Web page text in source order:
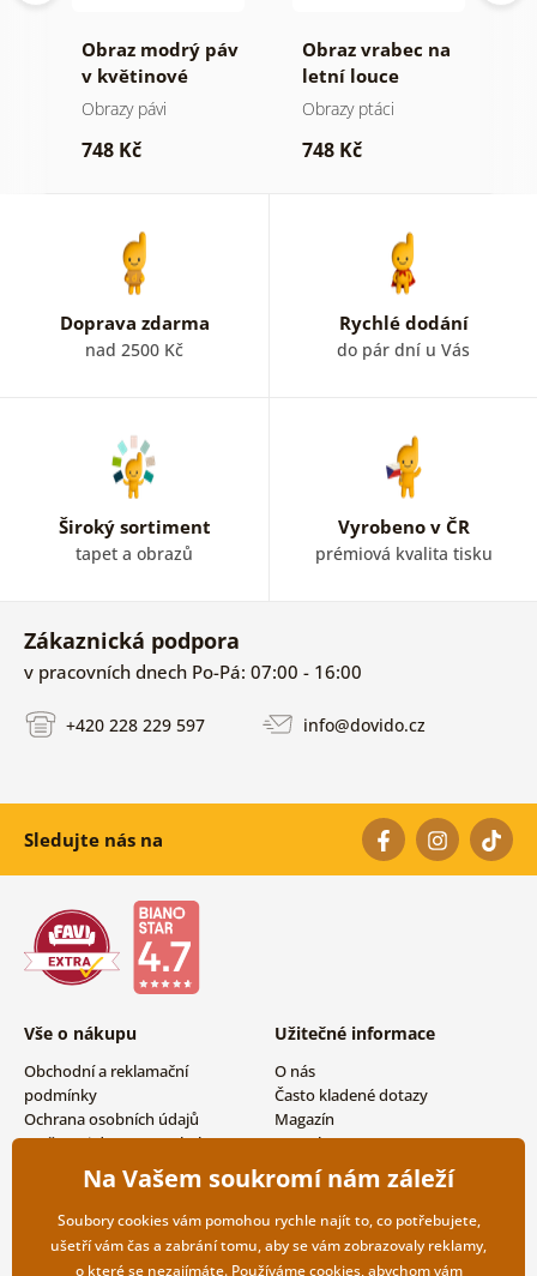
Obraz modrý páv
v květinové
kompozici
Obrazy pávi
748 Kč
Obraz vrabec na
letní louce
Obrazy ptáci
748 Kč
Doprava zdarma
nad 2500 Kč
Rychlé dodání
do pár dní u Vás
Široký sortiment
tapet a obrazů
Vyrobeno v ČR
prémiová kvalita tisku
Zákaznická podpora
v pracovních dnech Po-Pá: 07:00 - 16:00
+420 228 229 597 info@dovido.cz
Sledujte nás na
Vše o nákupu
Obchodní a reklamační
podmínky
Ochrana osobních údajů
Možnosti dopravy a platby
Vrácení zboží
Užitečné informace
O nás
Často kladené dotazy
Magazín
Kontakty
Velkoobchodní spolupráce
Na Vašem soukromí nám záleží
Soubory cookies vám pomohou rychle najít to, co potřebujete,
ušetří vám čas a zabrání tomu, aby se vám zobrazovaly reklamy,
o které se nezajímáte. Používámecookies, abychom vám